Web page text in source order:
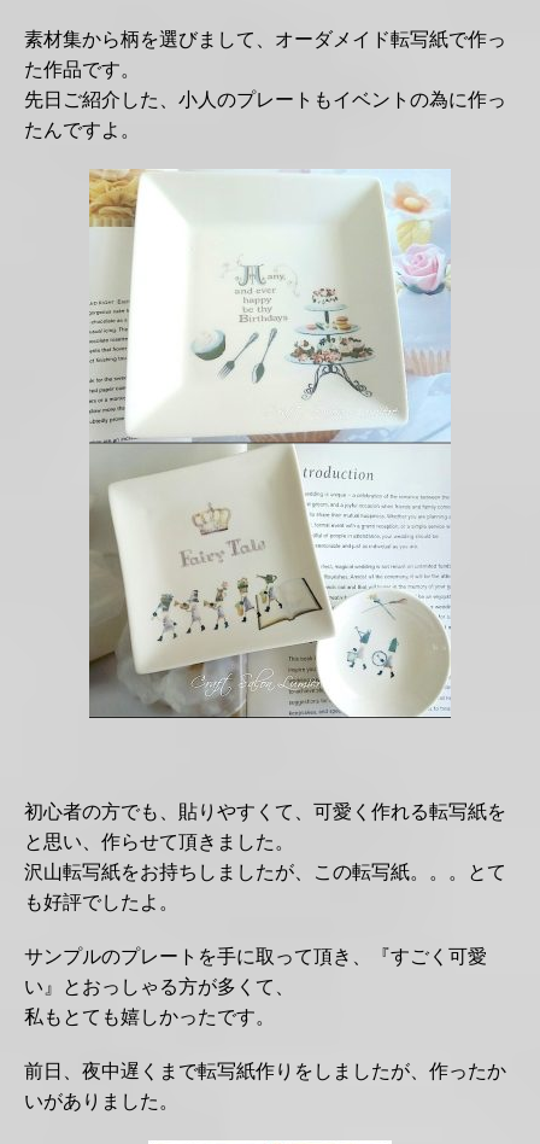
素材集から柄を選びまして、オーダメイド転写紙で作っ
た作品です。
先日ご紹介した、小人のプレートもイベントの為に作っ
たんですよ。
初心者の方でも、貼りやすくて、可愛く作れる転写紙を
と思い、作らせて頂きました。
沢山転写紙をお持ちしましたが、この転写紙。。。とて
も好評でしたよ。
サンプルのプレートを手に取って頂き、『すごく可愛
い』とおっしゃる方が多くて、
私もとても嬉しかったです。
前日、夜中遅くまで転写紙作りをしましたが、作ったか
いがありました。